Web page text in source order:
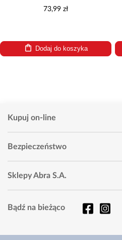
73,99 zł
Dodaj do koszyka
Kupuj on-line
Bezpieczeństwo
Sklepy Abra S.A.
Bądź na bieżąco